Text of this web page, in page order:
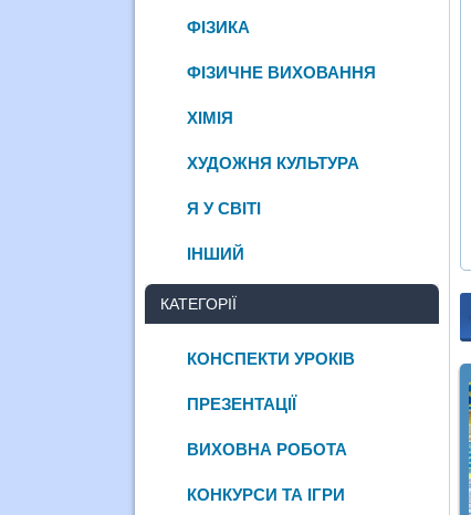
ФІЗИКА
ФІЗИЧНЕ ВИХОВАННЯ
ХІМІЯ
ХУДОЖНЯ КУЛЬТУРА
Я У СВІТІ
ІНШИЙ
КАТЕГОРІЇ
КОНСПЕКТИ УРОКІВ
ПРЕЗЕНТАЦІЇ
ВИХОВНА РОБОТА
КОНКУРСИ ТА ІГРИ